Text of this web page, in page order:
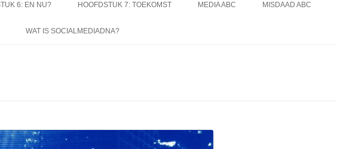
6: EN NU? HOOFDSTUK 7: TOEKOMST MEDIA ABC MISDAAD ABC
WAT IS SOCIALMEDIADNA?